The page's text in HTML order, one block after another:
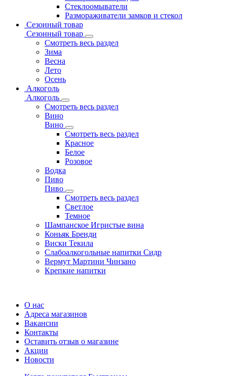
Стеклоомыватели
Размораживатели замков и стекол
Сезонный товар
Сезонный товар
Смотреть весь раздел
Зима
Весна
Лето
Осень
Алкоголь
Алкоголь
Смотреть весь раздел
Вино
Вино
Смотреть весь раздел
Красное
Белое
Розовое
Водка
Пиво
Пиво
Смотреть весь раздел
Cветлое
Темное
Шампанское Игристые вина
Коньяк Бренди
Виски Текила
Слабоалкогольные напитки Сидр
Вермут Мартини Чинзано
Крепкие напитки
О нас
Адреса магазинов
Вакансии
Контакты
Оставить отзыв о магазине
Акции
Новости